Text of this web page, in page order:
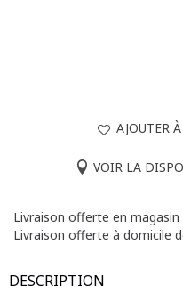
AJOUTER
VOIR LA
Livraison offerte en magasin
Livraison offerte à domicile
DESCRIPTION